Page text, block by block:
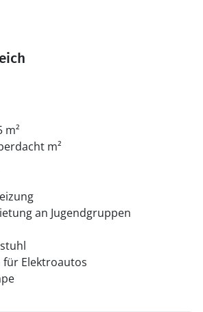
m²
m²
an Jugendgruppen
für Elektroautos